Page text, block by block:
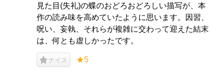
見た目(失礼)の蝶のおどろおどろしい描写が、本
作の読み味を高めていたように思います。因習、
呪い、妄執、それらが複雑に交わって迎えた結末
は、何とも虚しかったです。
ナイス ★5